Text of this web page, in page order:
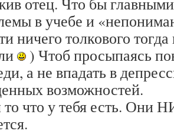
в учебе и
ничего толкового
) Чтоб просыпаясь
а не впадать в
возможностей.
что у тебя есть. Они